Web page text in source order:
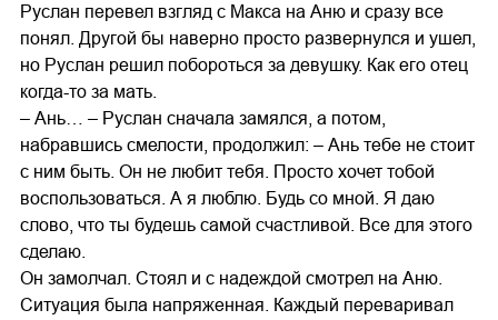
Руслан перевел взгляд с Макса на Аню и сразу все
понял. Другой бы наверно просто развернулся и ушел,
но Руслан решил побороться за девушку. Как его отец
когда-то за мать.
– Ань… – Руслан сначала замялся, а потом,
набравшись смелости, продолжил: – Ань тебе не стоит
с ним быть. Он не любит тебя. Просто хочет тобой
воспользоваться. А я люблю. Будь со мной. Я даю
слово, что ты будешь самой счастливой. Все для этого
сделаю.
Он замолчал. Стоял и с надеждой смотрел на Аню.
Ситуация была напряженная. Каждый переваривал